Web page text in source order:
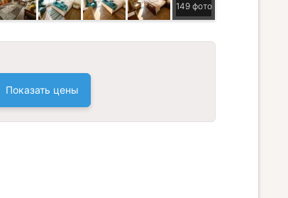
149 фото
Показать цены